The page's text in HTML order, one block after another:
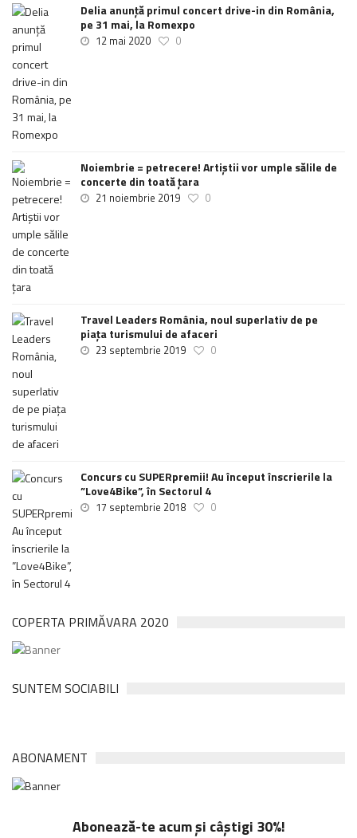
Delia anunţă primul concert drive-in din România,
pe 31 mai, la Romexpo
12 mai 2020 0
Noiembrie = petrecere! Artiștii vor umple sălile de
concerte din toată țara
21 noiembrie 2019 0
Travel Leaders România, noul superlativ de pe
piața turismului de afaceri
23 septembrie 2019 0
Concurs cu SUPERpremii! Au început înscrierile la
”Love4Bike”, în Sectorul 4
17 septembrie 2018 0
COPERTA PRIMĂVARA 2020
SUNTEM SOCIABILI
ABONAMENT
Abonează-te acum și câștigi 30%!